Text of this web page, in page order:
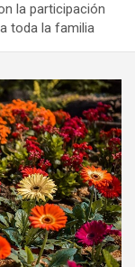
la participación
toda la familia